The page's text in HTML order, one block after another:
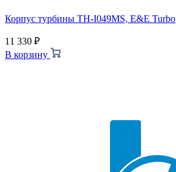
Корпус турбины TH-I049MS, E&E Turbo
11 330 ₽
В корзину